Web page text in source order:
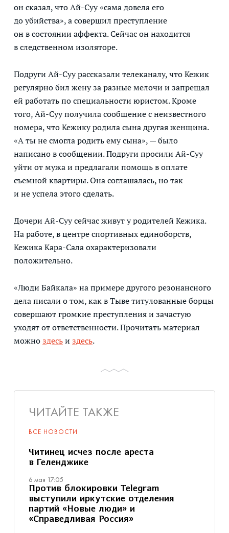
он сказал, что Ай-Суу «сама довела его
до убийства», а совершил преступление
он в состоянии аффекта. Сейчас он находится
в следственном изоляторе.
Подруги Ай-Суу рассказали телеканалу, что Кежик
регулярно бил жену за разные мелочи и запрещал
ей работать по специальности юристом. Кроме
того, Ай-Суу получила сообщение с неизвестного
номера, что Кежику родила сына другая женщина.
«А ты не смогла родить ему сына», — было
написано в сообщении. Подруги просили Ай-Суу
уйти от мужа и предлагали помощь в оплате
съемной квартиры. Она соглашалась, но так
и не успела этого сделать.
Дочери Ай-Суу сейчас живут у родителей Кежика.
На работе, в центре спортивных единоборств,
Кежика Кара-Сала охарактеризовали
положительно.
«Люди Байкала» на примере другого резонансного
дела писали о том, как в Тыве титулованные борцы
совершают громкие преступления и зачастую
уходят от ответственности. Прочитать материал
можноздесьи здесь.
ЧИТАЙТЕ ТАКЖЕ
ВСЕ НОВОСТИ
Читинец исчез после ареста
в Геленджике
6 мая 17:05
Против блокировки Telegram
выступили иркутские отделения
партий «Новые люди» и
«Справедливая Россия»